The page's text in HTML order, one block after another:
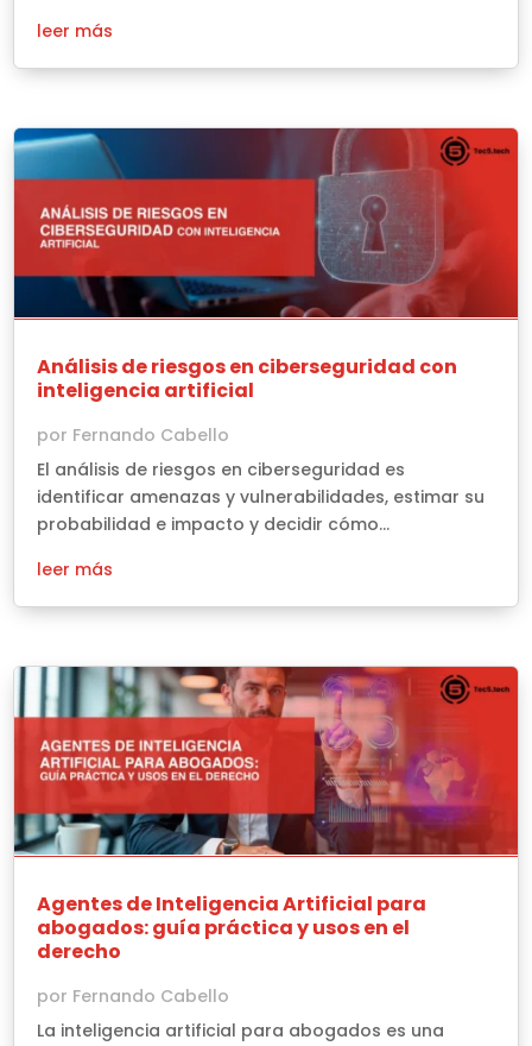
leer más
Análisis de riesgos en ciberseguridad con
inteligencia artificial
por Fernando Cabello
El análisis de riesgos en ciberseguridad es
identificar amenazas y vulnerabilidades, estimar su
probabilidad e impacto y decidir cómo...
leer más
Agentes de Inteligencia Artificial para
abogados: guía práctica y usos en el
derecho
por Fernando Cabello
La inteligencia artificial para abogados es una